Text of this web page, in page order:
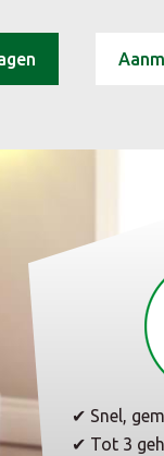
✔ Snel,
✔ Tot 3